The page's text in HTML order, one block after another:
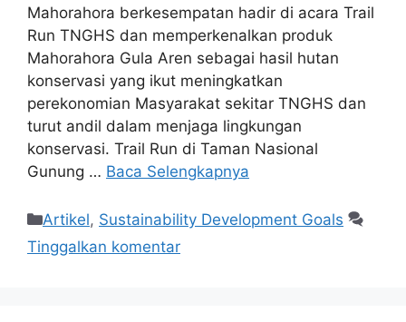
Mahorahora berkesempatan hadir di acara Trail
Run TNGHS dan memperkenalkan produk
Mahorahora Gula Aren sebagai hasil hutan
konservasi yang ikut meningkatkan
perekonomian Masyarakat sekitar TNGHS dan
turut andil dalam menjaga lingkungan
konservasi. Trail Run di Taman Nasional
Gunung … Baca Selengkapnya
Artikel, Sustainability Development Goals
Tinggalkan komentar